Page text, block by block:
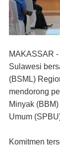
MAKASSAR -
Sulawesi
(BSML)
mendorong
Minyak
Umum
Komitmen